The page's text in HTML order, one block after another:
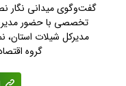
گفت‌وگوی میدانی نگار
تخصصی با حضور
مدیرکل شیلات استان،
گروه